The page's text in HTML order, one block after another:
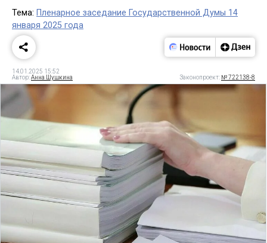
Тема: Пленарное заседание Государственной Думы 14
января 2025 года
14.01.2025 15:52
Автор:Анна Шушкина Законопроект: № 722138-8